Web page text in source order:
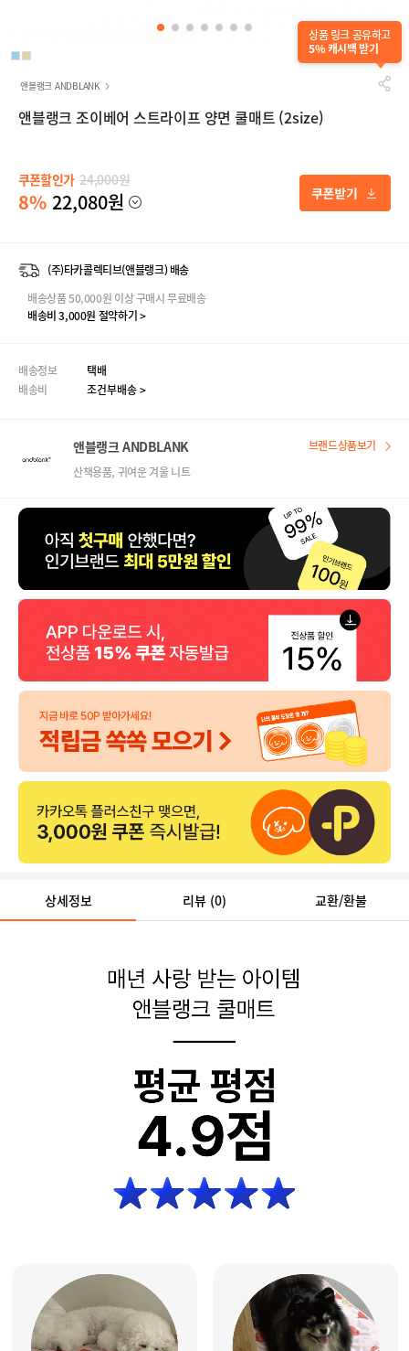
상품 링크 공유하고
5% 캐시백 받기
앤블랭크 ANDBLANK
앤블랭크 조이베어 스트라이프 양면 쿨매트 (2size)
쿠폰할인가 24,000원
8% 22,080원
(주)타카콜렉티브(앤블랭크) 배송
배송상품 50,000원 이상 구매시 무료배송
배송비 3,000원 절약하기 >
배송정보
택배
배송비
조건부배송 >
앤블랭크 ANDBLANK
산책용품, 귀여운 겨울 니트
브랜드상품보기
상세정보 리뷰 (0) 교환/환불